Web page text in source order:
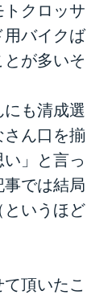
トクロッサ
用バイクば
が多いそ
も清成選
ん口を揃
」と言っ
では結局
というほど
頂いたこ